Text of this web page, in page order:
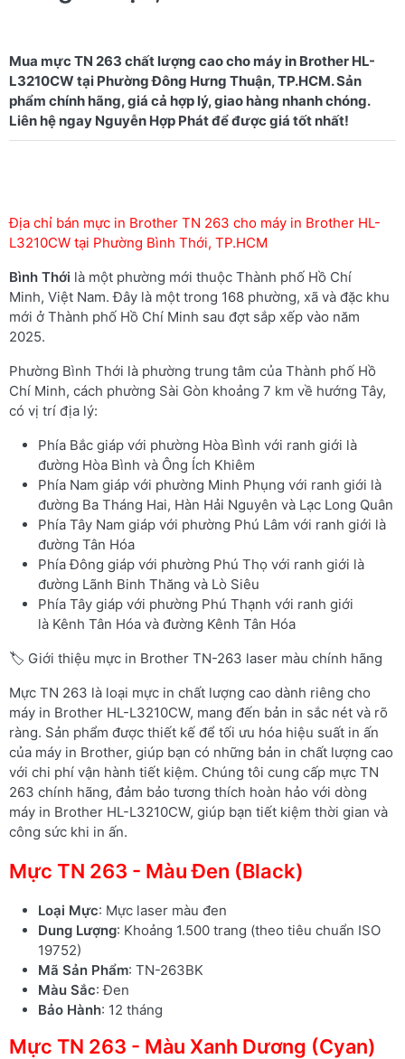
Mua mực TN 263 chất lượng cao cho máy in Brother HL-
L3210CW tại Phường Đông Hưng Thuận, TP.HCM. Sản
phẩm chính hãng, giá cả hợp lý, giao hàng nhanh chóng.
Địa chỉ bán mực in Brother TN 263 cho máy in Brother HL-
L3210CW tại Phường Bình Thới, TP.HCM
Bình Thới là một phường mới thuộc Thành phố Hồ Chí
Minh, Việt Nam. Đây là một trong 168 phường, xã và đặc khu
mới ở Thành phố Hồ Chí Minh sau đợt sắp xếp vào năm
2025.
Phường Bình Thới là phường trung tâm của Thành phố Hồ
Chí Minh, cách phường Sài Gòn khoảng 7 km về hướng Tây,
có vị trí địa lý:
Phía Bắc giáp với phường Hòa Bình với ranh giới là
đường Hòa Bình và Ông Ích Khiêm
Phía Nam giáp với phường Minh Phụng với ranh giới là
đường Ba Tháng Hai, Hàn Hải Nguyên và Lạc Long Quân
Phía Tây Nam giáp với phường Phú Lâm với ranh giới là
đường Tân Hóa
Phía Đông giáp với phường Phú Thọ với ranh giới là
đường Lãnh Binh Thăng và Lò Siêu
Phía Tây giáp với phường Phú Thạnh với ranh giới
là Kênh Tân Hóa và đường Kênh Tân Hóa
🏷️ Giới thiệu mực in Brother TN-263 laser màu chính hãng
Mực TN 263 là loại mực in chất lượng cao dành riêng cho
máy in Brother HL-L3210CW, mang đến bản in sắc nét và rõ
ràng. Sản phẩm được thiết kế để tối ưu hóa hiệu suất in ấn
của máy in Brother, giúp bạn có những bản in chất lượng cao
với chi phí vận hành tiết kiệm. Chúng tôi cung cấp mực TN
263 chính hãng, đảm bảo tương thích hoàn hảo với dòng
máy in Brother HL-L3210CW, giúp bạn tiết kiệm thời gian và
công sức khi in ấn.
Mực TN 263 - Màu Đen (Black)
Loại Mực: Mực laser màu đen
Dung Lượng: Khoảng 1.500 trang (theo tiêu chuẩn ISO
19752)
Mã Sản Phẩm: TN-263BK
Màu Sắc: Đen
Bảo Hành: 12 tháng
Mực TN 263 - Màu Xanh Dương (Cyan)